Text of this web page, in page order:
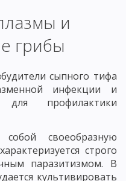
и
грибы
сыпного тифа
инфекции и
для профилактики
собой своеобразную
строго
паразитизмом. В
культивировать